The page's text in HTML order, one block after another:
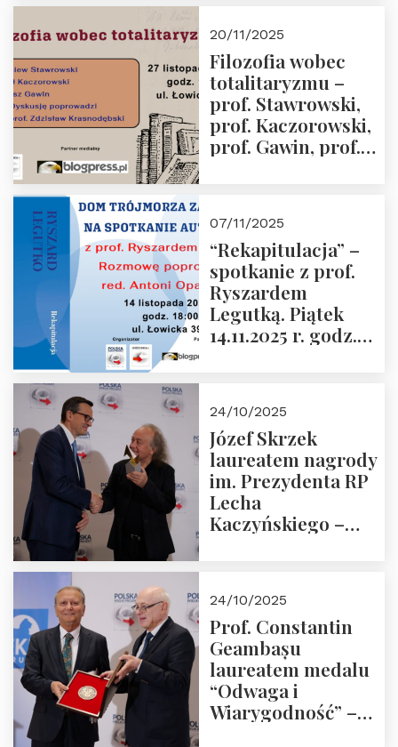
Przemysław
Sobolewski – 4
grudnia 2025 r.
godz. 18:00.
20/11/2025
Filozofia wobec
totalitaryzmu –
prof. Stawrowski,
prof. Kaczorowski,
prof. Gawin, prof.
07/11/2025
“Rekapitulacja” –
spotkanie z prof.
Ryszardem
Legutką. Piątek
14.11.2025 r. godz.
24/10/2025
Józef Skrzek
laureatem nagrody
im. Prezydenta RP
Lecha
Kaczyńskiego –
24/10/2025
Prof. Constantin
Geambașu
laureatem medalu
“Odwaga i
Wiarygodność” –